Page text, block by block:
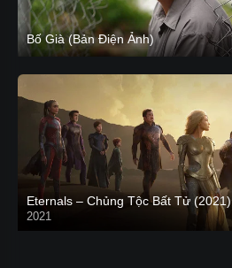
Bố Già (Bản Điện Ảnh)
Eternals – Chủng Tộc Bất Tử (2021)
2021
Trailer